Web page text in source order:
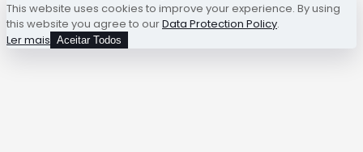
This website uses cookies to improve your experience. By using
this website you agree to ourData Protection Policy.
Ler mais Aceitar Todos